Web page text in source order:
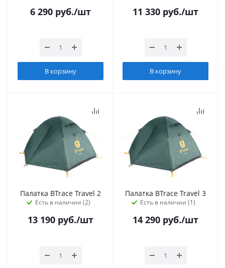
6 290 руб./шт
В корзину
11 330 руб./шт
В корзину
Палатка BTrace Travel 2
Есть в наличии (2)
13 190 руб./шт
Палатка BTrace Travel 3
Есть в наличии (1)
14 290 руб./шт